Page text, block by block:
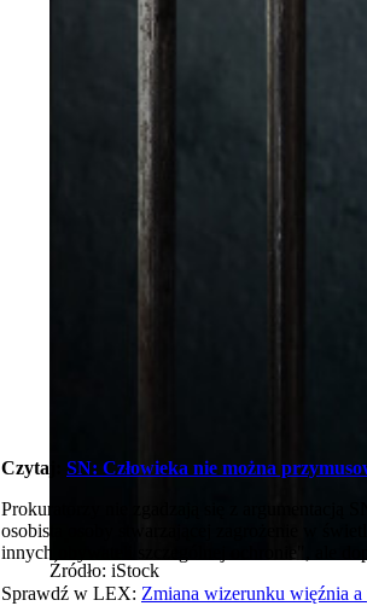
Źródło: iStock
Czytaj: SN: Człowieka nie można
Prokuratorzy nie zgadzają się z argumentacją
osobista osoby stwarzającej zagrożenie w
innych obywateli szczególnej ochronie", ale
Sprawdź w LEX: Zmiana wizerunku więźnia